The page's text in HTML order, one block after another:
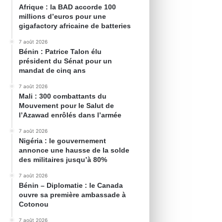
Afrique : la BAD accorde 100
millions d’euros pour une
gigafactory africaine de batteries
7 août 2026
Bénin : Patrice Talon élu
président du Sénat pour un
mandat de cinq ans
7 août 2026
Mali : 300 combattants du
Mouvement pour le Salut de
l’Azawad enrôlés dans l’armée
7 août 2026
Nigéria : le gouvernement
annonce une hausse de la solde
des militaires jusqu’à 80%
7 août 2026
Bénin – Diplomatie : le Canada
ouvre sa première ambassade à
Cotonou
7 août 2026